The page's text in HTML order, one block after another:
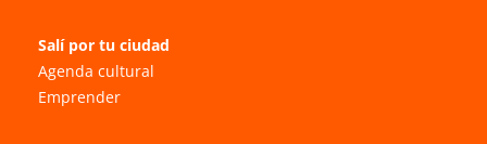
Salí por tu ciudad
Agenda cultural
Emprender